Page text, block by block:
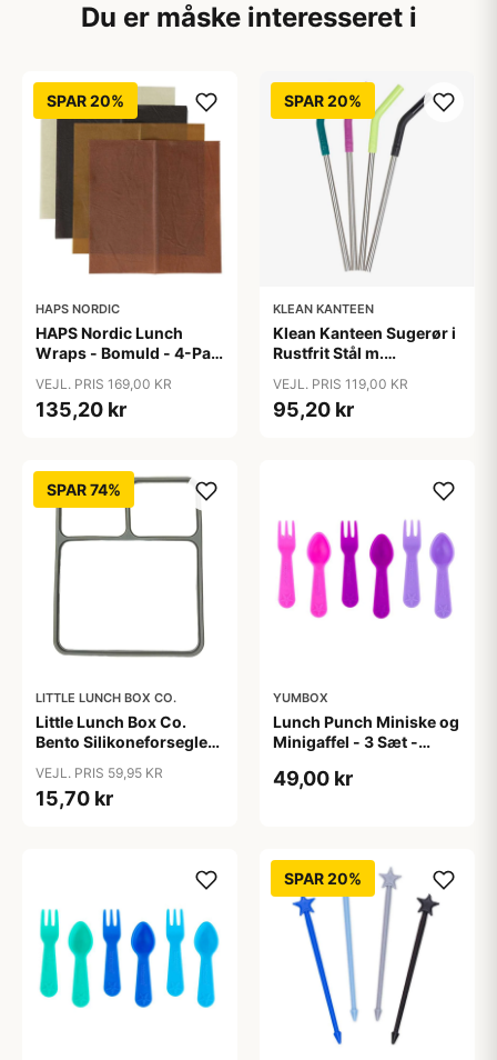
Du er måske interesseret i
SPAR 20%
HAPS NORDIC
HAPS Nordic Lunch
Wraps - Bomuld - 4-Pak
VEJL. PRIS 169,00 KR
135,20 kr
SPAR 20%
KLEAN KANTEEN
Klean Kanteen Sugerør i
Rustfrit Stål m.
8mm - Multi Color
VEJL. PRIS 119,00 KR
95,20 kr
SPAR 74%
LITTLE LUNCH BOX CO.
Little Lunch Box Co.
Bento Silikoneforsegler
VEJL. PRIS 59,95 KR
15,70 kr
YUMBOX
Lunch Punch Miniske og
Minigaffel - 3 Sæt -
49,00 kr
SPAR 20%